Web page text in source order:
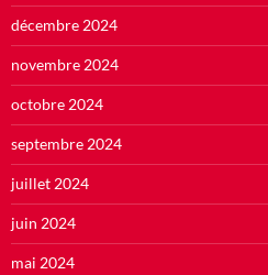
décembre 2024
novembre 2024
octobre 2024
septembre 2024
juillet 2024
juin 2024
mai 2024